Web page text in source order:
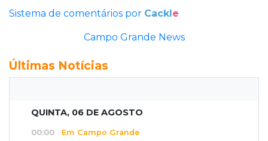
Sistema de comentários por Cackle
Campo Grande News
Últimas Notícias
QUINTA, 06 DE AGOSTO
00:00 Em Campo Grande